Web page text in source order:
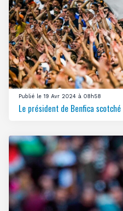
Publié le 19 Avr 2024 à 08h58
Le président de Benfica scotché